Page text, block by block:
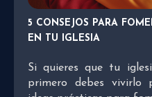
5 CONSEJOS PARA
EN TU IGLESIA
Si quieres que tu
primero debes vivirlo